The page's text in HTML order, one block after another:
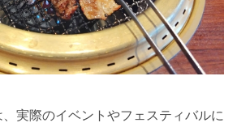
実際のイベントやフェスティバルに